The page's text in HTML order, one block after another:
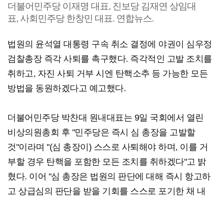
더불어민주당 이재명 대표, 진보당 김재연 상임대
표, 사회민주당 한창민 대표. 연합뉴스.
법원의 윤석열 대통령 구속 취소 결정에 야권이 심우정
검찰총장 즉각 사퇴를 촉구했다. 즉각적인 고발 조치를
취하고, 자진 사퇴 거부 시엔 탄핵소추 등 가능한 모든
방법을 동원하겠다고 예고했다.
더불어민주당 박찬대 원내대표는 9일 국회에서 열린
비상의원총회 후 "민주당은 즉시 심 총장을 고발할
것"이라며 "(심 총장이) 스스로 사퇴해야 하며, 이를 거
부할 경우 탄핵을 포함한 모든 조치를 취하겠다"고 밝
혔다. 이어 "심 총장은 법원의 판단에 대해 즉시 항고하
고 상급심의 판단을 받을 기회를 스스로 포기한 채 내